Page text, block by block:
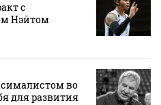
с
Нэйтом
во
для развития